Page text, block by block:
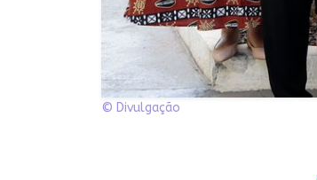
© Divulgação